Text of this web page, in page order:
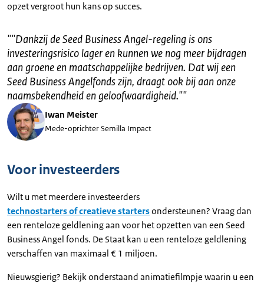
opzet vergroot hun kans op succes.
""Dankzij de Seed Business Angel-regeling is ons
investeringsrisico lager en kunnen we nog meer bijdragen
aan groene en maatschappelijke bedrijven. Dat wij een
Seed Business Angelfonds zijn, draagt ook bij aan onze
naamsbekendheid en geloofwaardigheid.""
Iwan Meister
Mede-oprichter Semilla Impact
Voor investeerders
Wilt u met meerdere investeerders
technostarters of creatieve startersondersteunen? Vraag dan
een renteloze geldlening aan voor het opzetten van een Seed
Business Angel fonds. De Staat kan u een renteloze geldlening
verschaffen van maximaal € 1 miljoen.
Nieuwsgierig? Bekijk onderstaand animatiefilmpje waarin u een